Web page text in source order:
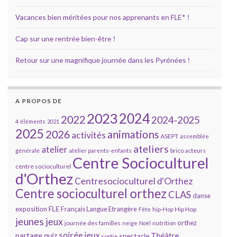
Vacances bien méritées pour nos apprenants en FLE* !
Cap sur une rentrée bien-être !
Retour sur une magnifique journée dans les Pyrénées !
A PROPOS DE
4 éléments 2021 2022202320242024-2025
20252026 activités animations ASEPT assemblée
générale atelier atelier parents-enfants ateliers brico acteurs
centre socioculturel Centre Socioculturel
d'Orthez Centresocioculturel d'Orthez
Centre socioculturel orthez CLAS danse
exposition FLE Français Langue Etrangère Fête hip-Hop Hip Hop
jeunes jeux journée des familles neige Noël nutrition orthez